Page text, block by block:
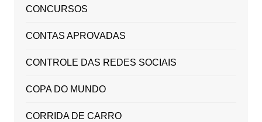
CONCURSOS
CONTAS APROVADAS
CONTROLE DAS REDES SOCIAIS
COPA DO MUNDO
CORRIDA DE CARRO